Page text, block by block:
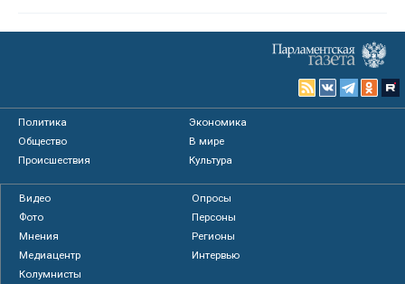
Политика
Экономика
Общество
В мире
Происшествия
Культура
Видео
Опросы
Фото
Персоны
Мнения
Регионы
Медиацентр
Интервью
Колумнисты